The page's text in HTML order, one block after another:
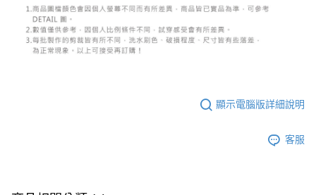
顯示電腦版詳細說明
客服